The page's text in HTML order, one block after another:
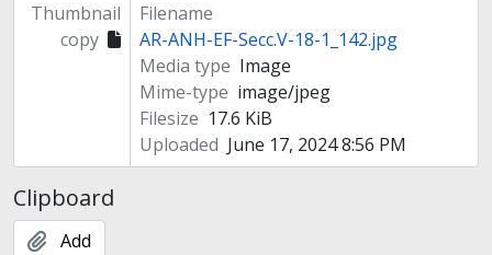
Thumbnail
copy
Filename
AR-ANH-EF-Secc.V-18-1_142.jpg
Media type Image
Mime-type image/jpeg
Filesize 17.6 KiB
Uploaded June 17, 2024 8:56 PM
Clipboard
Add